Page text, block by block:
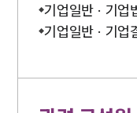
기업일반 · 기업
기업일반 · 기업